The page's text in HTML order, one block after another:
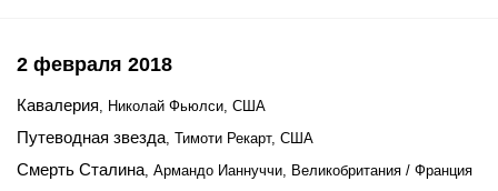
2 февраля 2018
Кавалерия, Николай Фьюлси, США
Путеводная звезда, Тимоти Рекарт, США
Смерть Сталина, Армандо Ианнуччи, Великобритания / Франция